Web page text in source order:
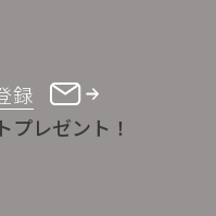
録
プレゼント！